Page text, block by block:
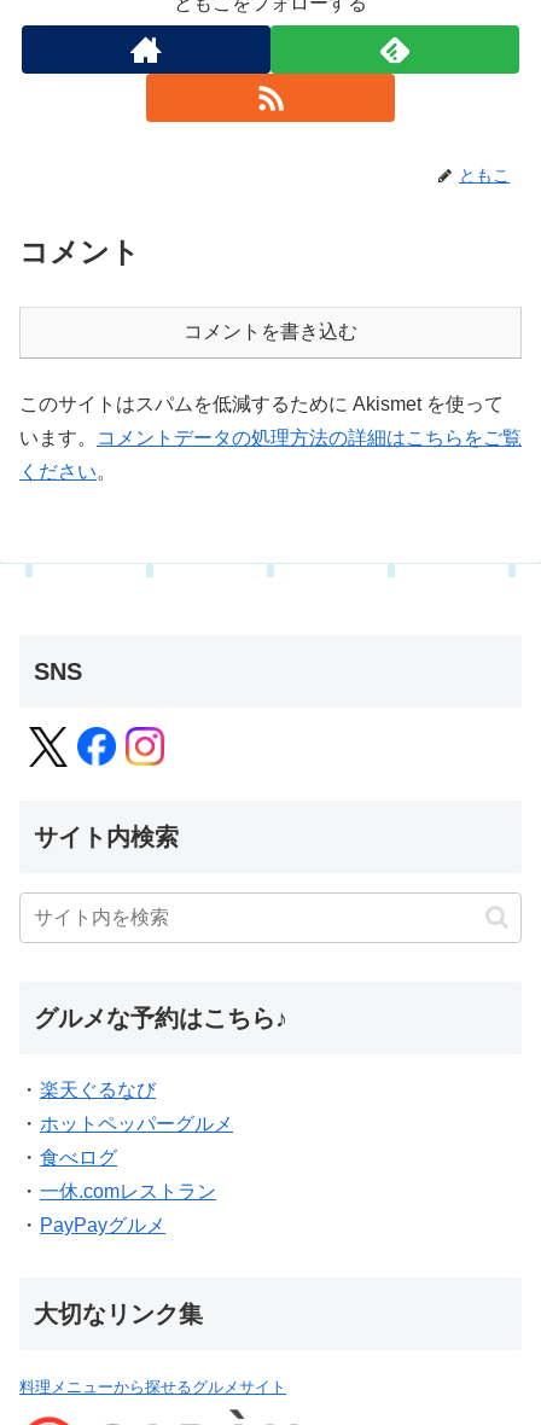
ともこ
コメント
コメントを書き込む
このサイトはスパムを低減するために Akismet を使って
います。
コメントデータの処理方法の詳細はこちらをご覧
ください。
SNS
サイト内検索
グルメな予約はこちら♪
・ 楽天ぐるなび
・ ホットペッパーグルメ
・ 食べログ
・ 一休.comレストラン
・ PayPayグルメ
大切なリンク集
料理メニューから探せるグルメサイト